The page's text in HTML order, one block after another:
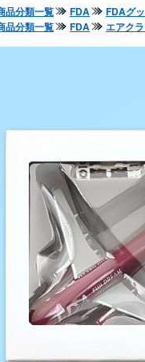
品分類一覧 FDA
FDAグ
品分類一覧
FDA エアク